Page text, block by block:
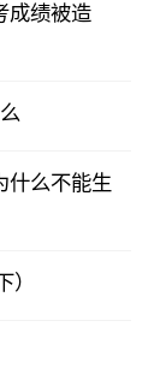
成绩被造
什么不能生